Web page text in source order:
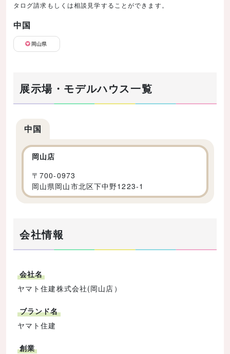
タログ請求もしくは相談見学することができます。
中国
岡山県
展示場・モデルハウス一覧
中国
岡山店
〒700-0973
岡山県岡山市北区下中野1223-1
会社情報
会社名
ヤマト住建株式会社(岡山店）
ブランド名
ヤマト住建
創業